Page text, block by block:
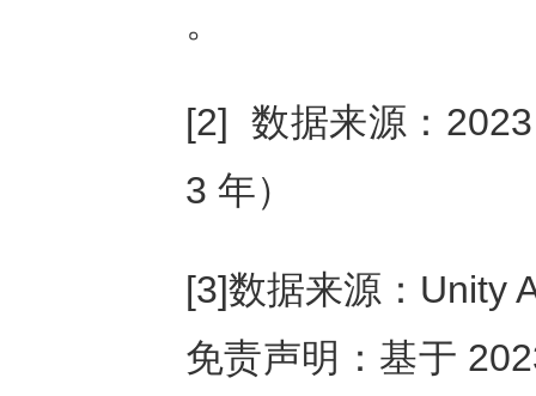
。
[2] 数据来源：
3 年）
[3]数据来源：Unity
免责声明：基于